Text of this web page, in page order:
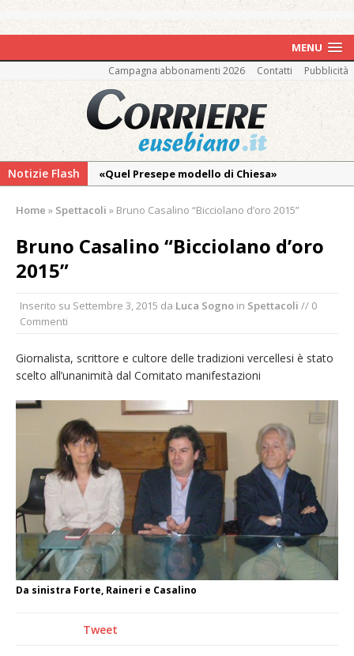
MENU
Campagna abbonamenti 2026 Contatti Pubblicità
Notizie Flash
«Quel Presepe modello di Chiesa»
Ringraziamento: convegno, messa e
mercatino agricolo
Pro vs Saluzzo, amichevole di buon riscontro
provvisoria»
La Regione stanzia oltre 38mila euro per il
carnevale di Santhià. La soddisfazione della
Pro Loco
Dieci anni fa l’ingresso a Vercelli
dell’arcivescovo mons. Marco Arnolfo
Home » Spettacoli » Bruno Casalino “Bicciolano d’oro 2015”
Bruno Casalino “Bicciolano d’oro
2015”
Inserito su Settembre 3, 2015 da Luca Sogno in Spettacoli // 0
Commenti
Giornalista, scrittore e cultore delle tradizioni vercellesi è stato
scelto all’unanimità dal Comitato manifestazioni
Da sinistra Forte, Raineri e Casalino
Tweet